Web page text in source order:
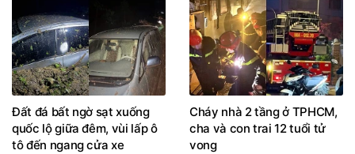
Đất đá bất ngờ sạt xuống
quốc lộ giữa đêm, vùi lấp ô
tô đến ngang cửa xe
Cháy nhà 2 tầng ở TPHCM,
cha và con trai 12 tuổi tử
vong